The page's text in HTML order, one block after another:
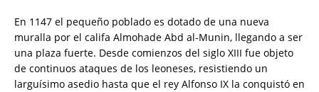
En 1147 el pequeño poblado es dotado de una nueva
muralla por el califa Almohade Abd al-Munin, llegando a ser
una plaza fuerte. Desde comienzos del siglo XIII fue objeto
de continuos ataques de los leoneses, resistiendo un
larguísimo asedio hasta que el rey Alfonso IX la conquistó en